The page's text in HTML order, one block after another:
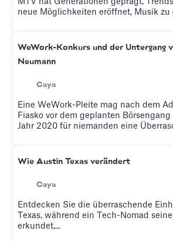
MTV hat Generationen geprägt,
neue Möglichkeiten eröffnet, Musik zu
WeWork-Konkurs und der Untergang
Neumann
Caya
Eine WeWork-Pleite mag nach dem
Fiasko vor dem geplanten
Jahr 2020 für niemanden eine
Wie Austin Texas verändert
Caya
Entdecken Sie die überraschende
Texas, während ein Tech-Nomad
erkundet,...